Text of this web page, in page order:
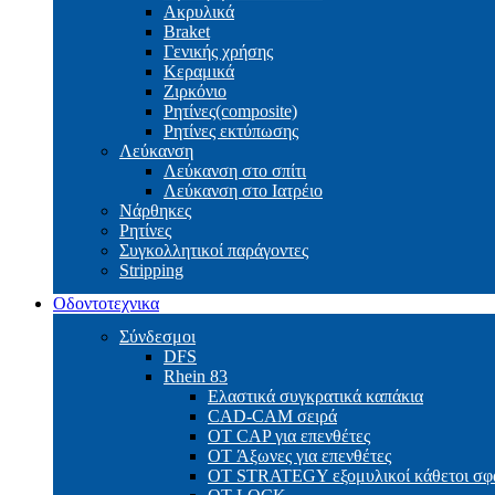
Ακρυλικά
Braket
Γενικής χρήσης
Κεραμικά
Ζιρκόνιο
Ρητίνες(composite)
Ρητίνες εκτύπωσης
Λεύκανση
Λεύκανση στο σπίτι
Λεύκανση στο Ιατρέιο
Νάρθηκες
Ρητίνες
Συγκολλητικοί παράγοντες
Stripping
Οδοντοτεχνικα
Σύνδεσμοι
DFS
Rhein 83
Ελαστικά συγκρατικά καπάκια
CAD-CAM σειρά
ΟΤ CAP για επενθέτες
OT Άξωνες για επενθέτες
OT STRATEGY εξομυλικοί κάθετοι